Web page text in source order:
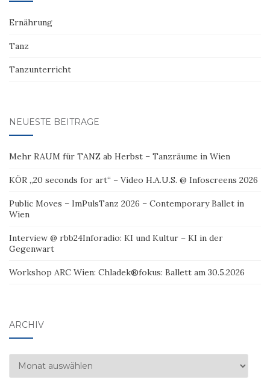
Ernährung
Tanz
Tanzunterricht
NEUESTE BEITRÄGE
Mehr RAUM für TANZ ab Herbst – Tanzräume in Wien
KÖR „20 seconds for art“ – Video H.A.U.S. @ Infoscreens 2026
Public Moves – ImPulsTanz 2026 – Contemporary Ballet in
Wien
Interview @ rbb24Inforadio: KI und Kultur – KI in der
Gegenwart
Workshop ARC Wien: Chladek®fokus: Ballett am 30.5.2026
ARCHIV
Archiv